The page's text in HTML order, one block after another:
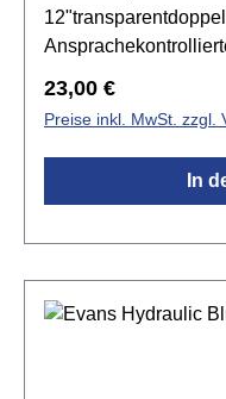
Regulärer Preis:
23,00 €
Preise inkl. MwSt. zzgl.
In